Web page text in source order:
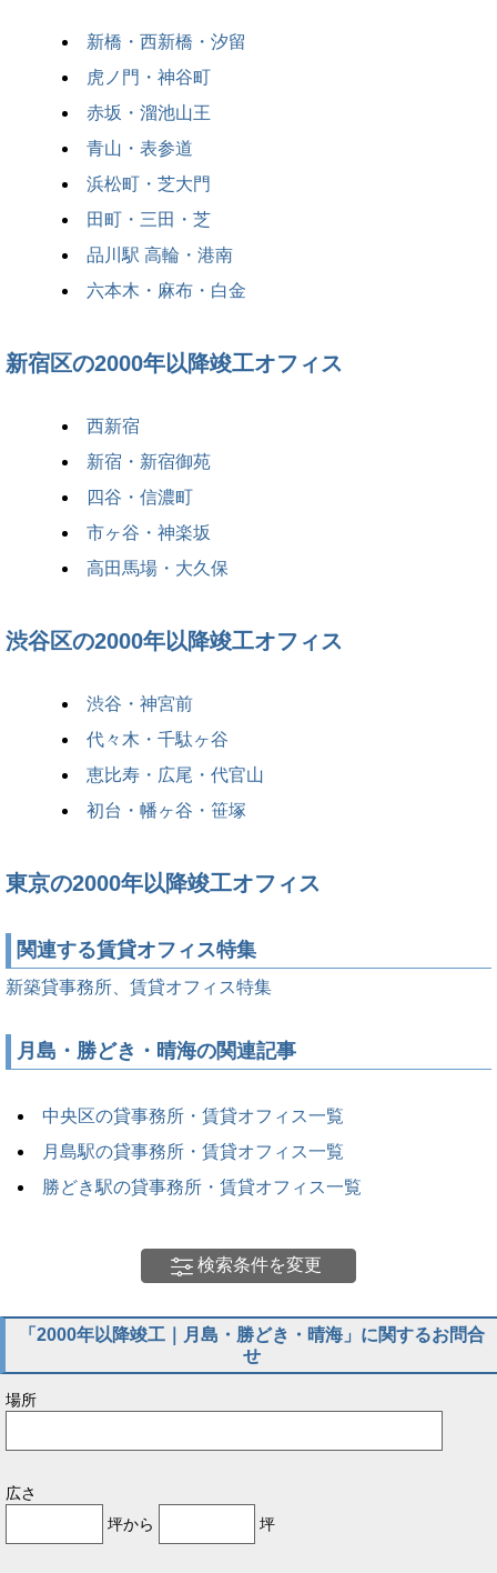
新橋・西新橋・汐留
虎ノ門・神谷町
赤坂・溜池山王
青山・表参道
浜松町・芝大門
田町・三田・芝
品川駅 高輪・港南
六本木・麻布・白金
新宿区の2000年以降竣工オフィス
西新宿
新宿・新宿御苑
四谷・信濃町
市ヶ谷・神楽坂
高田馬場・大久保
渋谷区の2000年以降竣工オフィス
渋谷・神宮前
代々木・千駄ヶ谷
恵比寿・広尾・代官山
初台・幡ヶ谷・笹塚
東京の2000年以降竣工オフィス
関連する賃貸オフィス特集
新築貸事務所、賃貸オフィス特集
月島・勝どき・晴海の関連記事
中央区の貸事務所・賃貸オフィス一覧
月島駅の貸事務所・賃貸オフィス一覧
勝どき駅の貸事務所・賃貸オフィス一覧
検索条件を変更
「2000年以降竣工｜月島・勝どき・晴海」に関するお問合
せ
場所
広さ
坪から
坪